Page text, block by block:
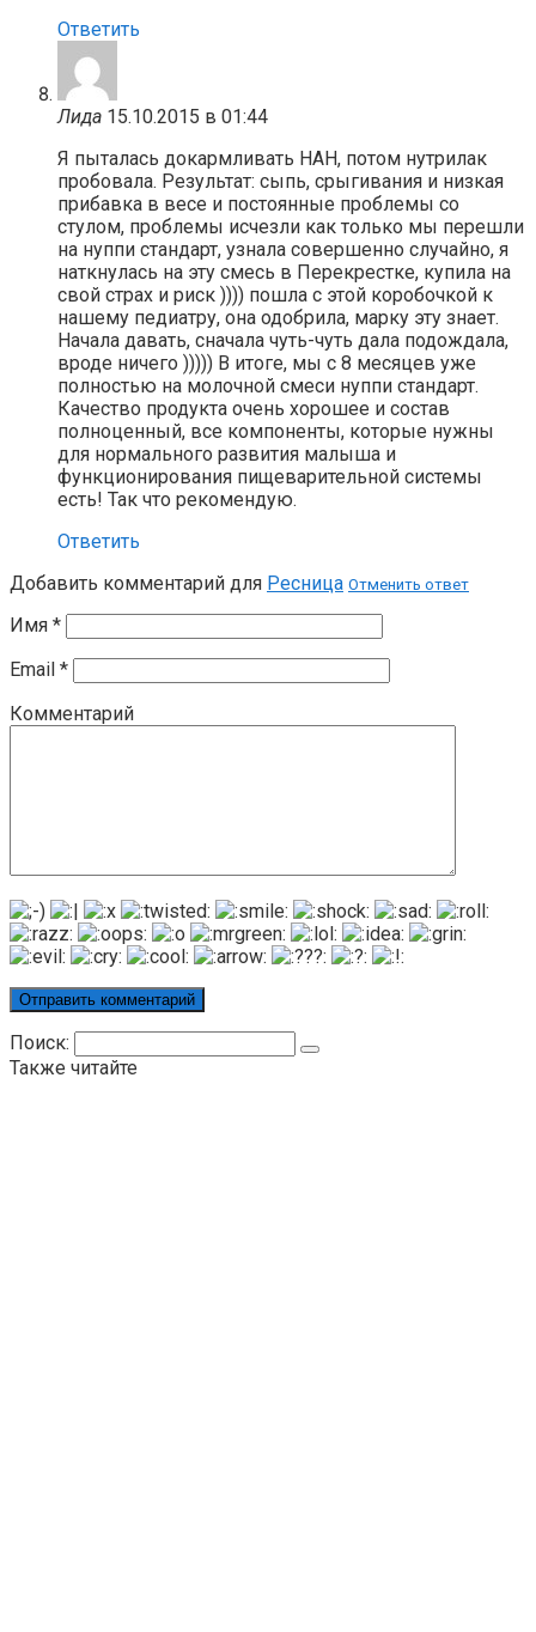
Ответить
Лида 15.10.2015 в 01:44
Я пыталась докармливать НАН, потом нутрилак
пробовала. Результат: сыпь, срыгивания и низкая
прибавка в весе и постоянные проблемы со
стулом, проблемы исчезли как только мы перешли
на нуппи стандарт, узнала совершенно случайно, я
наткнулась на эту смесь в Перекрестке, купила на
свой страх и риск )))) пошла с этой коробочкой к
нашему педиатру, она одобрила, марку эту знает.
Начала давать, сначала чуть-чуть дала подождала,
вроде ничего ))))) В итоге, мы с 8 месяцев уже
полностью на молочной смеси нуппи стандарт.
Качество продукта очень хорошее и состав
полноценный, все компоненты, которые нужны
для нормального развития малыша и
функционирования пищеварительной системы
есть! Так что рекомендую.
Ответить
Добавить комментарий для Ресница Отменить ответ
Имя *
Email *
Комментарий
Поиск:
Также читайте